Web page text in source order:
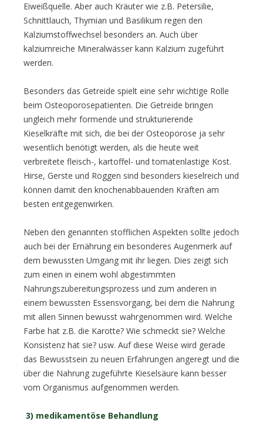
Eiweißquelle. Aber auch Kräuter wie z.B. Petersilie,
Schnittlauch, Thymian und Basilikum regen den
Kalziumstoffwechsel besonders an. Auch über
kalziumreiche Mineralwässer kann Kalzium zugeführt
werden.
Besonders das Getreide spielt eine sehr wichtige Rolle
beim Osteoporosepatienten. Die Getreide bringen
ungleich mehr formende und strukturierende
Kieselkräfte mit sich, die bei der Osteoporose ja sehr
wesentlich benötigt werden, als die heute weit
verbreitete fleisch-, kartoffel- und tomatenlastige Kost.
Hirse, Gerste und Roggen sind besonders kieselreich und
können damit den knochenabbauenden Kräften am
besten entgegenwirken.
Neben den genannten stofflichen Aspekten sollte jedoch
auch bei der Ernährung ein besonderes Augenmerk auf
dem bewussten Umgang mit ihr liegen. Dies zeigt sich
zum einen in einem wohl abgestimmten
Nahrungszubereitungsprozess und zum anderen in
einem bewussten Essensvorgang, bei dem die Nahrung
mit allen Sinnen bewusst wahrgenommen wird. Welche
Farbe hat z.B. die Karotte? Wie schmeckt sie? Welche
Konsistenz hat sie? usw. Auf diese Weise wird gerade
das Bewusstsein zu neuen Erfahrungen angeregt und die
über die Nahrung zugeführte Kieselsäure kann besser
vom Organismus aufgenommen werden.
3) medikamentöse Behandlung